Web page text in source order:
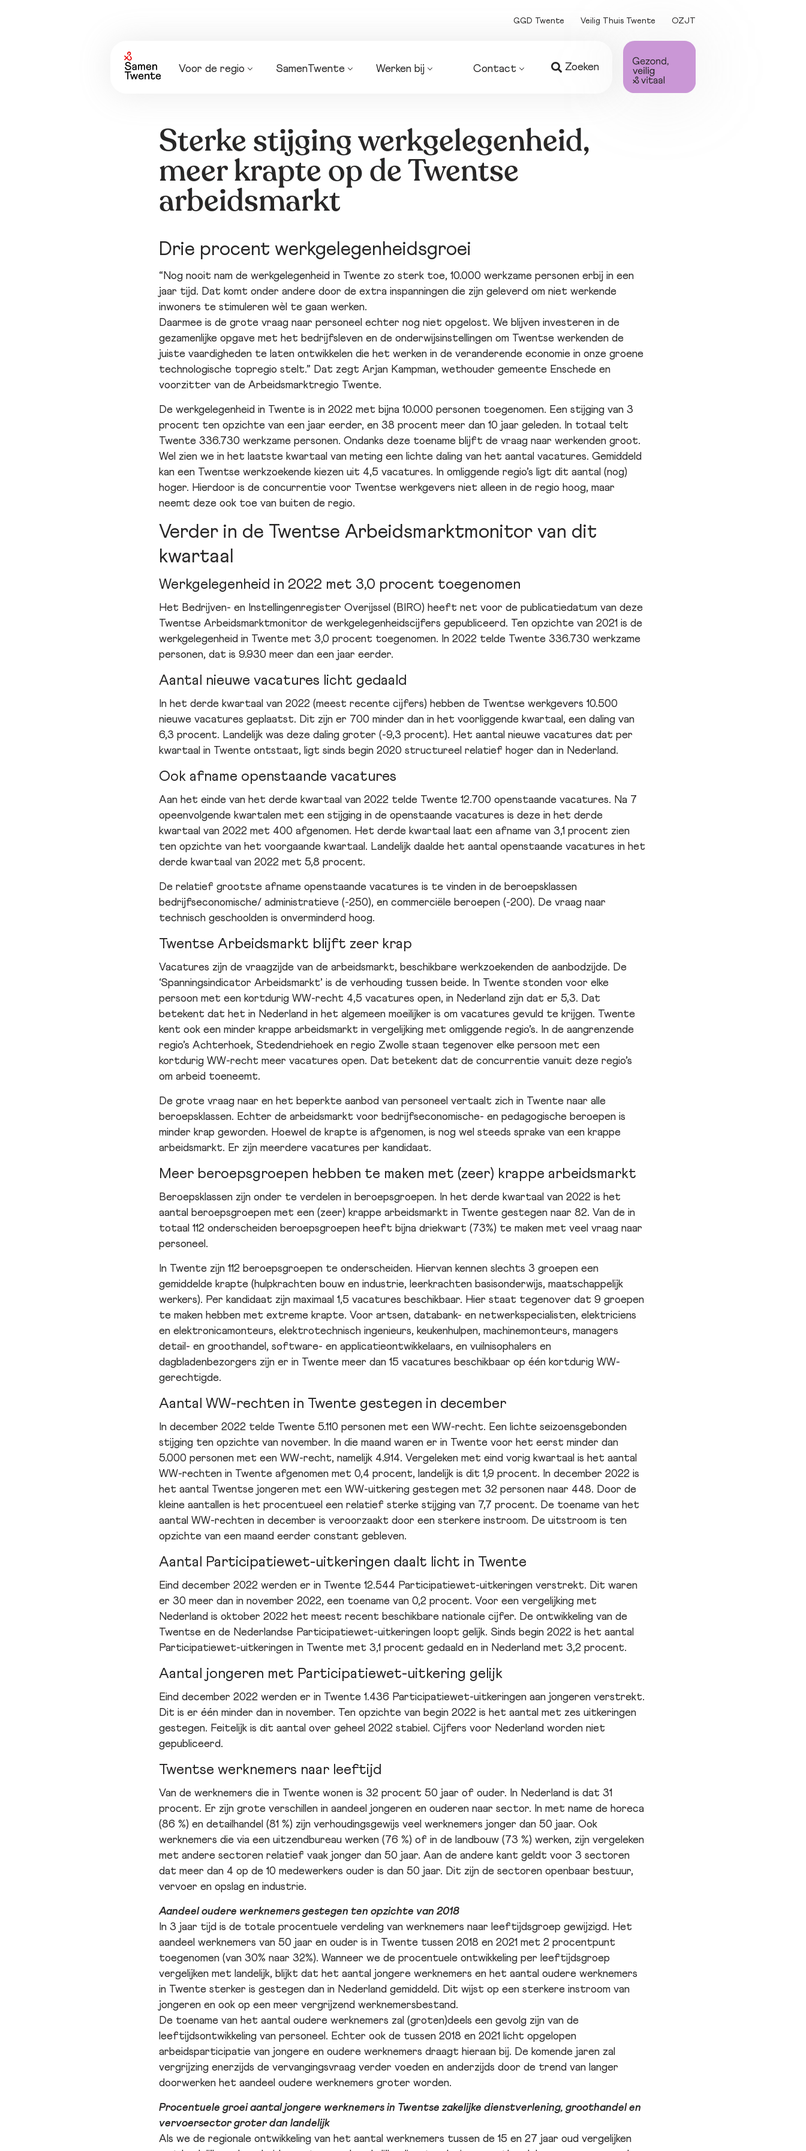
GGD Twente Veilig Thuis Twente OZJT
Voor de regio SamenTwente
Bedrijfsvoering
Coalities
Strategie
SamenTwente
Planning &
control-
Werken bij Contact
Factuur indienen
Pers en media
Bezwaarschriften
Zoeken
Sterke stijging werkgelegenheid,
meer krapte op de Twentse
arbeidsmarkt
Drie procent werkgelegenheidsgroei
“Nog nooit nam de werkgelegenheid in Twente zo sterk toe, 10.000 werkzame personen erbij in een
jaar tijd. Dat komt onder andere door de extra inspanningen die zijn geleverd om niet werkende
inwoners te stimuleren wèl te gaan werken.
Daarmee is de grote vraag naar personeel echter nog niet opgelost. We blijven investeren in de
gezamenlijke opgave met het bedrijfsleven en de onderwijsinstellingen om Twentse werkenden de
juiste vaardigheden te laten ontwikkelen die het werken in de veranderende economie in onze groene
technologische topregio stelt.” Dat zegt Arjan Kampman, wethouder gemeente Enschede en
voorzitter van de Arbeidsmarktregio Twente.
De werkgelegenheid in Twente is in 2022 met bijna 10.000 personen toegenomen. Een stijging van 3
procent ten opzichte van een jaar eerder, en 38 procent meer dan 10 jaar geleden. In totaal telt
Twente 336.730 werkzame personen. Ondanks deze toename blijft de vraag naar werkenden groot.
Wel zien we in het laatste kwartaal van meting een lichte daling van het aantal vacatures. Gemiddeld
kan een Twentse werkzoekende kiezen uit 4,5 vacatures. In omliggende regio’s ligt dit aantal (nog)
hoger. Hierdoor is de concurrentie voor Twentse werkgevers niet alleen in de regio hoog, maar
neemt deze ook toe van buiten de regio.
Verder in de Twentse Arbeidsmarktmonitor van dit
kwartaal
Werkgelegenheid in 2022 met 3,0 procent toegenomen
Het Bedrijven- en Instellingenregister Overijssel (BIRO) heeft net voor de publicatiedatum van deze
Twentse Arbeidsmarktmonitor de werkgelegenheidscijfers gepubliceerd. Ten opzichte van 2021 is de
werkgelegenheid in Twente met 3,0 procent toegenomen. In 2022 telde Twente 336.730 werkzame
personen, dat is 9.930 meer dan een jaar eerder.
Aantal nieuwe vacatures licht gedaald
In het derde kwartaal van 2022 (meest recente cijfers) hebben de Twentse werkgevers 10.500
nieuwe vacatures geplaatst. Dit zijn er 700 minder dan in het voorliggende kwartaal, een daling van
6,3 procent. Landelijk was deze daling groter (-9,3 procent). Het aantal nieuwe vacatures dat per
kwartaal in Twente ontstaat, ligt sinds begin 2020 structureel relatief hoger dan in Nederland.
Ook afname openstaande vacatures
Aan het einde van het derde kwartaal van 2022 telde Twente 12.700 openstaande vacatures. Na 7
opeenvolgende kwartalen met een stijging in de openstaande vacatures is deze in het derde
kwartaal van 2022 met 400 afgenomen. Het derde kwartaal laat een afname van 3,1 procent zien
ten opzichte van het voorgaande kwartaal. Landelijk daalde het aantal openstaande vacatures in het
derde kwartaal van 2022 met 5,8 procent.
De relatief grootste afname openstaande vacatures is te vinden in de beroepsklassen
bedrijfseconomische/ administratieve (-250), en commerciële beroepen (-200). De vraag naar
technisch geschoolden is onverminderd hoog.
Twentse Arbeidsmarkt blijft zeer krap
Vacatures zijn de vraagzijde van de arbeidsmarkt, beschikbare werkzoekenden de aanbodzijde. De
‘Spanningsindicator Arbeidsmarkt’ is de verhouding tussen beide. In Twente stonden voor elke
persoon met een kortdurig WW-recht 4,5 vacatures open, in Nederland zijn dat er 5,3. Dat
betekent dat het in Nederland in het algemeen moeilijker is om vacatures gevuld te krijgen. Twente
kent ook een minder krappe arbeidsmarkt in vergelijking met omliggende regio’s. In de aangrenzende
regio’s Achterhoek, Stedendriehoek en regio Zwolle staan tegenover elke persoon met een
kortdurig WW-recht meer vacatures open. Dat betekent dat de concurrentie vanuit deze regio’s
om arbeid toeneemt.
De grote vraag naar en het beperkte aanbod van personeel vertaalt zich in Twente naar alle
beroepsklassen. Echter de arbeidsmarkt voor bedrijfseconomische- en pedagogische beroepen is
minder krap geworden. Hoewel de krapte is afgenomen, is nog wel steeds sprake van een krappe
arbeidsmarkt. Er zijn meerdere vacatures per kandidaat.
Meer beroepsgroepen hebben te maken met (zeer) krappe arbeidsmarkt
Beroepsklassen zijn onder te verdelen in beroepsgroepen. In het derde kwartaal van 2022 is het
aantal beroepsgroepen met een (zeer) krappe arbeidsmarkt in Twente gestegen naar 82. Van de in
totaal 112 onderscheiden beroepsgroepen heeft bijna driekwart (73%) te maken met veel vraag naar
personeel.
In Twente zijn 112 beroepsgroepen te onderscheiden. Hiervan kennen slechts 3 groepen een
gemiddelde krapte (hulpkrachten bouw en industrie, leerkrachten basisonderwijs, maatschappelijk
werkers). Per kandidaat zijn maximaal 1,5 vacatures beschikbaar. Hier staat tegenover dat 9 groepen
te maken hebben met extreme krapte. Voor artsen, databank- en netwerkspecialisten, elektriciens
en elektronicamonteurs, elektrotechnisch ingenieurs, keukenhulpen, machinemonteurs, managers
detail- en groothandel, software- en applicatieontwikkelaars, en vuilnisophalers en
dagbladenbezorgers zijn er in Twente meer dan 15 vacatures beschikbaar op één kortdurig WW-
gerechtigde.
Aantal WW-rechten in Twente gestegen in december
In december 2022 telde Twente 5.110 personen met een WW-recht. Een lichte seizoensgebonden
stijging ten opzichte van november. In die maand waren er in Twente voor het eerst minder dan
5.000 personen met een WW-recht, namelijk 4.914. Vergeleken met eind vorig kwartaal is het aantal
WW-rechten in Twente afgenomen met 0,4 procent, landelijk is dit 1,9 procent. In december 2022 is
het aantal Twentse jongeren met een WW-uitkering gestegen met 32 personen naar 448. Door de
kleine aantallen is het procentueel een relatief sterke stijging van 7,7 procent. De toename van het
aantal WW-rechten in december is veroorzaakt door een sterkere instroom. De uitstroom is ten
opzichte van een maand eerder constant gebleven.
Aantal Participatiewet-uitkeringen daalt licht in Twente
Eind december 2022 werden er in Twente 12.544 Participatiewet-uitkeringen verstrekt. Dit waren
er 30 meer dan in november 2022, een toename van 0,2 procent. Voor een vergelijking met
Nederland is oktober 2022 het meest recent beschikbare nationale cijfer. De ontwikkeling van de
Twentse en de Nederlandse Participatiewet-uitkeringen loopt gelijk. Sinds begin 2022 is het aantal
Participatiewet-uitkeringen in Twente met 3,1 procent gedaald en in Nederland met 3,2 procent.
Aantal jongeren met Participatiewet-uitkering gelijk
Eind december 2022 werden er in Twente 1.436 Participatiewet-uitkeringen aan jongeren verstrekt.
Dit is er één minder dan in november. Ten opzichte van begin 2022 is het aantal met zes uitkeringen
gestegen. Feitelijk is dit aantal over geheel 2022 stabiel. Cijfers voor Nederland worden niet
gepubliceerd.
Twentse werknemers naar leeftijd
Van de werknemers die in Twente wonen is 32 procent 50 jaar of ouder. In Nederland is dat 31
procent. Er zijn grote verschillen in aandeel jongeren en ouderen naar sector. In met name de horeca
(86 %) en detailhandel (81 %) zijn verhoudingsgewijs veel werknemers jonger dan 50 jaar. Ook
werknemers die via een uitzendbureau werken (76 %) of in de landbouw (73 %) werken, zijn vergeleken
met andere sectoren relatief vaak jonger dan 50 jaar. Aan de andere kant geldt voor 3 sectoren
dat meer dan 4 op de 10 medewerkers ouder is dan 50 jaar. Dit zijn de sectoren openbaar bestuur,
vervoer en opslag en industrie.
Aandeel oudere werknemers gestegen ten opzichte van 2018
In 3 jaar tijd is de totale procentuele verdeling van werknemers naar leeftijdsgroep gewijzigd. Het
aandeel werknemers van 50 jaar en ouder is in Twente tussen 2018 en 2021 met 2 procentpunt
toegenomen (van 30% naar 32%). Wanneer we de procentuele ontwikkeling per leeftijdsgroep
vergelijken met landelijk, blijkt dat het aantal jongere werknemers en het aantal oudere werknemers
in Twente sterker is gestegen dan in Nederland gemiddeld. Dit wijst op een sterkere instroom van
jongeren en ook op een meer vergrijzend werknemersbestand.
De toename van het aantal oudere werknemers zal (groten)deels een gevolg zijn van de
leeftijdsontwikkeling van personeel. Echter ook de tussen 2018 en 2021 licht opgelopen
arbeidsparticipatie van jongere en oudere werknemers draagt hieraan bij. De komende jaren zal
vergrijzing enerzijds de vervangingsvraag verder voeden en anderzijds door de trend van langer
doorwerken het aandeel oudere werknemers groter worden.
Procentuele groei aantal jongere werknemers in Twentse zakelijke dienstverlening, groothandel en
vervoersector groter dan landelijk
Als we de regionale ontwikkeling van het aantal werknemers tussen de 15 en 27 jaar oud vergelijken